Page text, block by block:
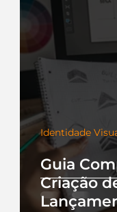
Guia
Criação
Identidade